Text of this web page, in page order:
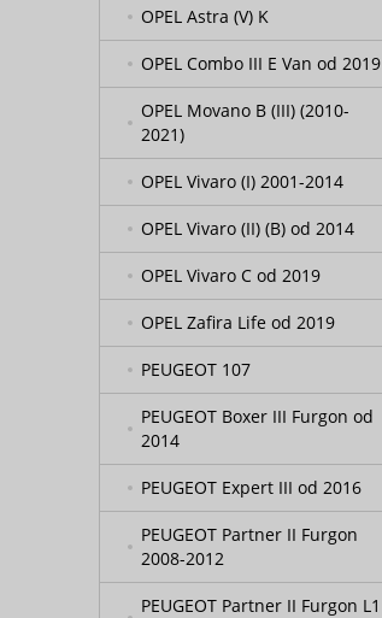
OPEL Astra (V) K
OPEL Combo III E Van od 2019
OPEL Movano B (III) (2010-
2021)
OPEL Vivaro (I) 2001-2014
OPEL Vivaro (II) (B) od 2014
OPEL Vivaro C od 2019
OPEL Zafira Life od 2019
PEUGEOT 107
PEUGEOT Boxer III Furgon od
2014
PEUGEOT Expert III od 2016
PEUGEOT Partner II Furgon
2008-2012
PEUGEOT Partner II Furgon L1